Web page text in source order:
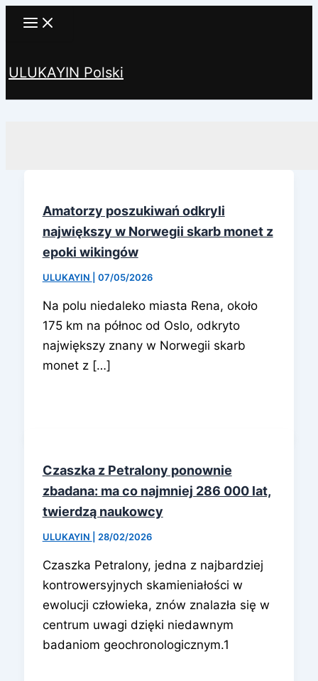
Przejdź
ULUKAYIN Polski
Amatorzy poszukiwań odkryli
największy w Norwegii skarb monet z
epoki wikingów
ULUKAYIN 07/05/2026
Na polu niedaleko miasta Rena, około
175 km na północ od Oslo, odkryto
największy znany w Norwegii skarb
monet z […]
Czaszka z Petralony ponownie
zbadana: ma co najmniej 286 000 lat,
twierdzą naukowcy
ULUKAYIN 28/02/2026
Czaszka Petralony, jedna z najbardziej
kontrowersyjnych skamieniałości w
ewolucji człowieka, znów znalazła się w
centrum uwagi dzięki niedawnym
badaniom geochronologicznym.1